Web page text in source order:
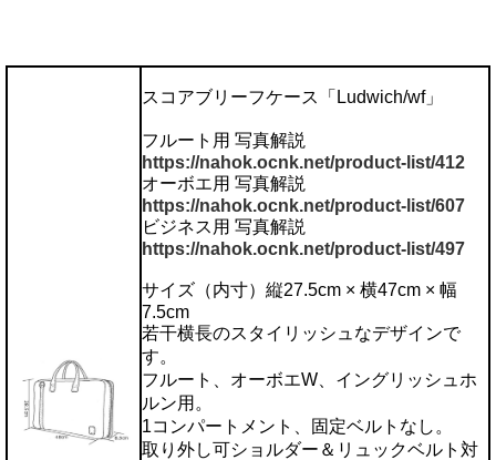
スコアブリーフケース「Ludwich/wf」
フルート用 写真解説
https://nahok.ocnk.net/product-list/412
オーボエ用 写真解説
https://nahok.ocnk.net/product-list/607
ビジネス用 写真解説
https://nahok.ocnk.net/product-list/497
サイズ（内寸）縦27.5cm × 横47cm × 幅
7.5cm
若干横長のスタイリッシュなデザインで
す。
フルート、オーボエW、イングリッシュホ
ルン用。
1コンパートメント、固定ベルトなし。
取り外し可ショルダー＆リュックベルト対